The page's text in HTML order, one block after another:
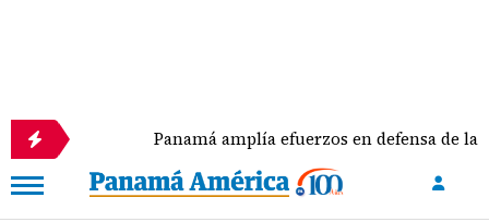
Panamá amplía efuerzos en defensa de las tortugas